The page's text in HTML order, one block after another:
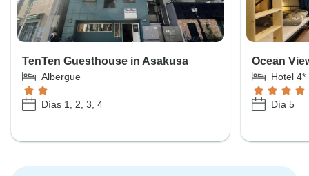
TenTen Guesthouse in Asakusa
Albergue
Días 1, 2, 3, 4
Ocean
Hotel 4*
Día 5